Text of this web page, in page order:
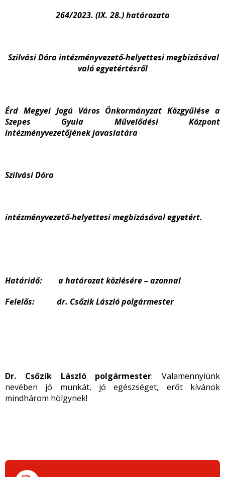
264/2023. (IX. 28.) határozata
Szilvási Dóra intézményvezető-helyettesi megbízásával
való egyetértésről
Érd Megyei Jogú Város Önkormányzat Közgyűlése a
Szepes Gyula Művelődési Központ
intézményvezetőjének javaslatára
Szilvási Dóra
intézményvezető-helyettesi megbízásával egyetért.
Határidő: a határozat közlésére – azonnal
Felelős: dr. Csőzik László polgármester
Dr. Csőzik László polgármester: Valamennyiünk
nevében jó munkát, jó egészséget, erőt kívánok
mindhárom hölgynek!